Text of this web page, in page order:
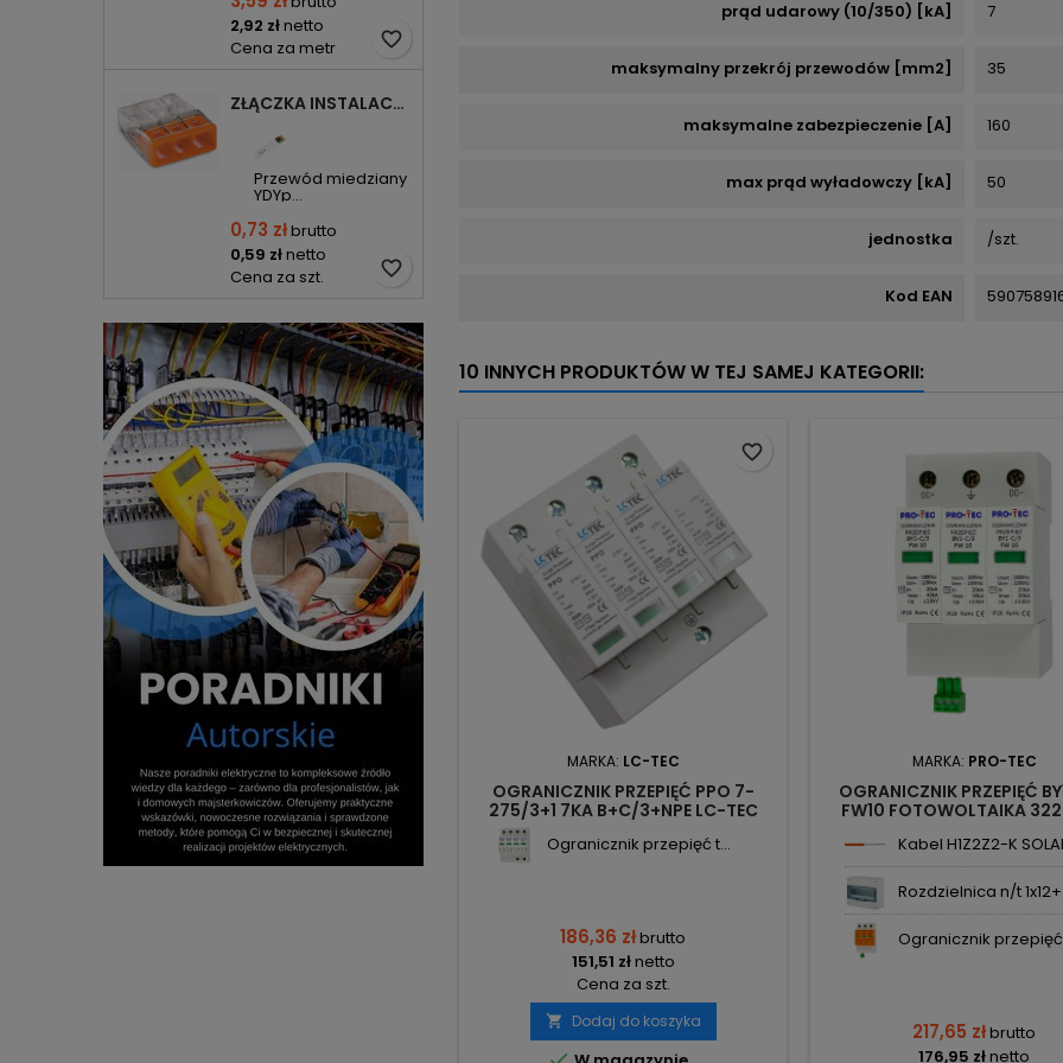
2,92 złnetto
Cena za metr
favorite_border
ZŁĄCZKA INSTALACYJNA 3X COMPACT POMARAŃCZOWA 2273-203 WAGO
Przewód miedziany
YDYp...
0,73 złbrutto
0,59 złnetto
Cena za szt.
favorite_border
prąd udarowy (10/350) [kA] 7
maksymalny przekrój przewodów [mm2] 35
maksymalne zabezpieczenie [A] 160
max prąd wyładowczy [kA] 50
jednostka /szt.
Kod EAN
10 INNYCH PRODUKTÓW W TEJ SAMEJ KATEGORII:
MARKA: LC-TEC
OGRANICZNIK PRZEPIĘĆ PPO 7-
275/3+1 7KA B+C/3+NPE LC-TEC
Ogranicznik przepięć t...
186,36 złbrutto
151,51 złnetto
Cena za szt.
 Dodaj do koszyka
favorite_border
MARKA: PRO-TEC
OGRANICZNIK PRZEPIĘĆ
FW10 FOTOWOLTAIKA
Kabel H1Z2Z2-K
Rozdzielnica n/t
Ogranicznik przepięć
217,65 złbrutto
176,95 złnetto